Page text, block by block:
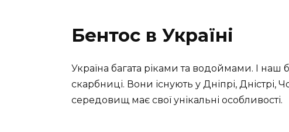
Бентос в Україні
Україна багата ріками та водоймами. І наш
скарбниці. Вони існують у Дніпрі,
середовищ має свої унікальні особливості.